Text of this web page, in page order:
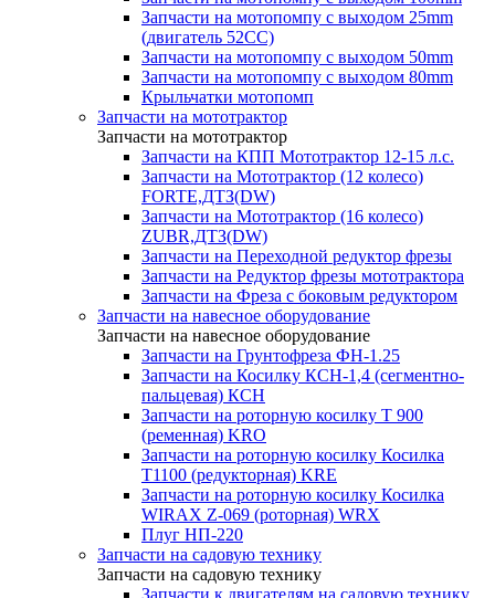
Запчасти на мотопомпу с выходом 25mm
(двигатель 52CC)
Запчасти на мотопомпу с выходом 50mm
Запчасти на мотопомпу с выходом 80mm
Крыльчатки мотопомп
Запчасти на мототрактор
Запчасти на мототрактор
Запчасти на КПП Мототрактор 12-15 л.с.
Запчасти на Мототрактор (12 колесо)
FORTE,ДТЗ(DW)
Запчасти на Мототрактор (16 колесо)
ZUBR,ДТЗ(DW)
Запчасти на Переходной редуктор фрезы
Запчасти на Редуктор фрезы мототрактора
Запчасти на Фреза с боковым редуктором
Запчасти на навесное оборудование
Запчасти на навесное оборудование
Запчасти на Грунтофреза ФН-1.25
Запчасти на Косилку КСН-1,4 (сегментно-
пальцевая) КСН
Запчасти на роторную косилку T 900
(ременная) KRO
Запчасти на роторную косилку Косилка
T1100 (редукторная) KRE
Запчасти на роторную косилку Косилка
WIRAX Z-069 (роторная) WRX
Плуг НП-220
Запчасти на садовую технику
Запчасти на садовую технику
Запчасти к двигателям на садовую технику